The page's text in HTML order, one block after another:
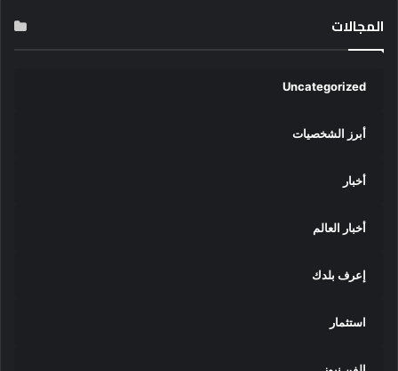
المجالات
Uncategorized
أبرز الشخصيات
أخبار
أخبار العالم
إعرف بلدك
استثمار